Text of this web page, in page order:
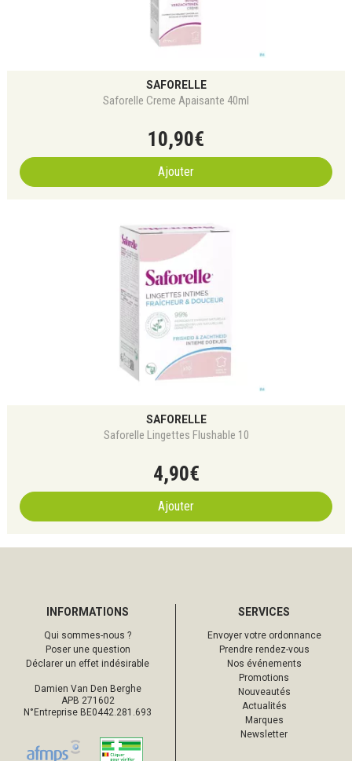
SAFORELLE
Saforelle Creme Apaisante 40ml
10,90€
Ajouter
SAFORELLE
Saforelle Lingettes Flushable 10
4,90€
Ajouter
INFORMATIONS
Qui sommes-nous ?
Poser une question
Déclarer un effet indésirable
Damien Van Den Berghe
APB 271602
N°Entreprise BE0442.281.693
SERVICES
Envoyer votre ordonnance
Prendre rendez-vous
Nos événements
Promotions
Nouveautés
Actualités
Marques
Newsletter